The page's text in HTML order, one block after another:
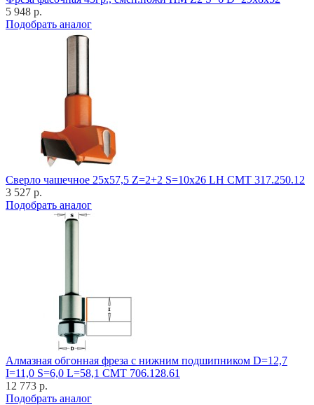
5 948 р.
Подобрать аналог
Cверло чашечное 25x57,5 Z=2+2 S=10x26 LH CMT 317.250.12
3 527 р.
Подобрать аналог
Алмазная обгонная фреза с нижним подшипником D=12,7
I=11,0 S=6,0 L=58,1 CMT 706.128.61
12 773 р.
Подобрать аналог